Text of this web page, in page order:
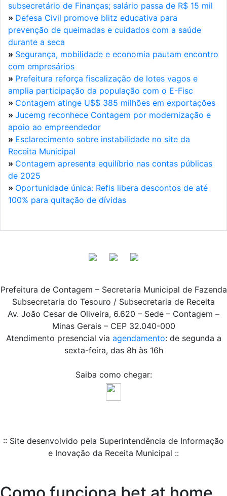
subsecretário de Finanças; salário passa de R$ 15 mil
» Defesa Civil promove blitz educativa para
prevenção de queimadas e cuidados com a saúde
durante a seca
» Segurança, mobilidade e economia pautam encontro
com empresários
» Prefeitura reforça fiscalização de lotes vagos e
amplia participação da população com o E-Fisc
» Contagem atinge U$$ 385 milhões em exportações
» Jucemg reconhece Contagem por modernização e
apoio ao empreendedor
» Esclarecimento sobre instabilidade no site da
Receita Municipal
» Contagem apresenta equilíbrio nas contas públicas
de 2025
» Oportunidade única: Refis libera descontos de até
100% para quitação de dívidas
Prefeitura de Contagem – Secretaria Municipal de Fazenda
Subsecretaria do Tesouro / Subsecretaria de Receita
Av. João Cesar de Oliveira, 6.620 – Sede – Contagem –
Minas Gerais – CEP 32.040-000
Atendimento presencial via agendamento: de segunda a
sexta-feira, das 8h às 16h
Saiba como chegar:
:: Site desenvolvido pela Superintendência de Informação
e Inovação da Receita Municipal ::